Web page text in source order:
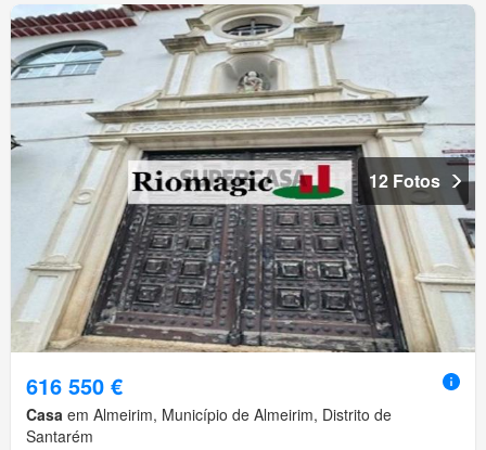
12 Fotos
616 550 €
Casa em Almeirim, Município de Almeirim, Distrito de
Santarém